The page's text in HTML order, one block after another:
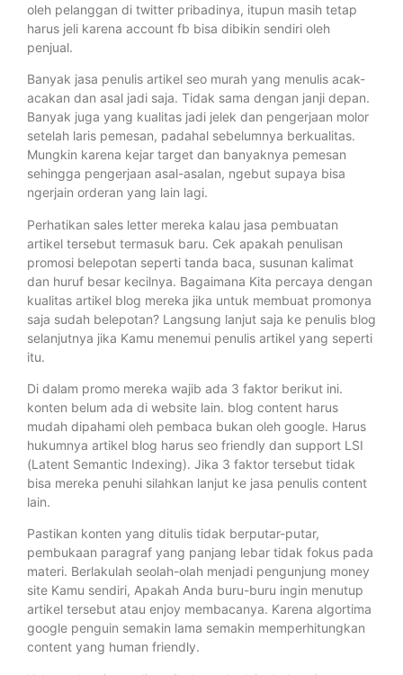
oleh pelanggan di twitter pribadinya, itupun masih tetap
harus jeli karena account fb bisa dibikin sendiri oleh
penjual.
Banyak jasa penulis artikel seo murah yang menulis acak-
acakan dan asal jadi saja. Tidak sama dengan janji depan.
Banyak juga yang kualitas jadi jelek dan pengerjaan molor
setelah laris pemesan, padahal sebelumnya berkualitas.
Mungkin karena kejar target dan banyaknya pemesan
sehingga pengerjaan asal-asalan, ngebut supaya bisa
ngerjain orderan yang lain lagi.
Perhatikan sales letter mereka kalau jasa pembuatan
artikel tersebut termasuk baru. Cek apakah penulisan
promosi belepotan seperti tanda baca, susunan kalimat
dan huruf besar kecilnya. Bagaimana Kita percaya dengan
kualitas artikel blog mereka jika untuk membuat promonya
saja sudah belepotan? Langsung lanjut saja ke penulis blog
selanjutnya jika Kamu menemui penulis artikel yang seperti
itu.
Di dalam promo mereka wajib ada 3 faktor berikut ini.
konten belum ada di website lain. blog content harus
mudah dipahami oleh pembaca bukan oleh google. Harus
hukumnya artikel blog harus seo friendly dan support LSI
(Latent Semantic Indexing). Jika 3 faktor tersebut tidak
bisa mereka penuhi silahkan lanjut ke jasa penulis content
lain.
Pastikan konten yang ditulis tidak berputar-putar,
pembukaan paragraf yang panjang lebar tidak fokus pada
materi. Berlakulah seolah-olah menjadi pengunjung money
site Kamu sendiri, Apakah Anda buru-buru ingin menutup
artikel tersebut atau enjoy membacanya. Karena algortima
google penguin semakin lama semakin memperhitungkan
content yang human friendly.